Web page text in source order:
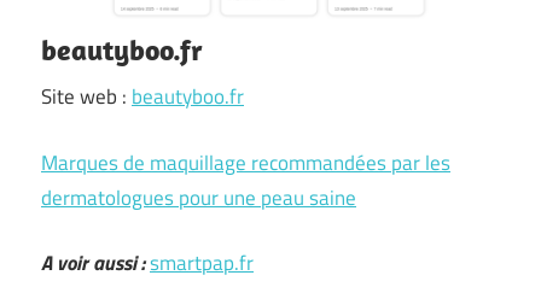
beautyboo.fr
Site web : beautyboo.fr
Marques de maquillage recommandées par les
dermatologues pour une peau saine
A voir aussi :smartpap.fr